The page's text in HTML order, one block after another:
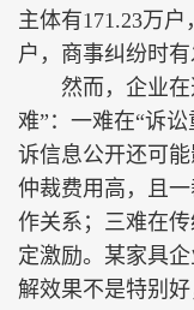
主体有171.23万
户，商事纠纷时有
然而，企业在
难”：一难在“诉
诉信息公开还可能
仲裁费用高，且
作关系；三难在
定激励。某家具
解效果不是特别